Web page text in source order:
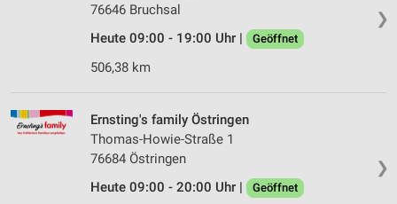
❯
76646 Bruchsal
Heute 09:00 - 19:00 Uhr |
Geöffnet
506,38 km
❯
Ernsting's family Östringen
Thomas-Howie-Straße 1
76684 Östringen
Heute 09:00 - 20:00 Uhr |
Geöffnet